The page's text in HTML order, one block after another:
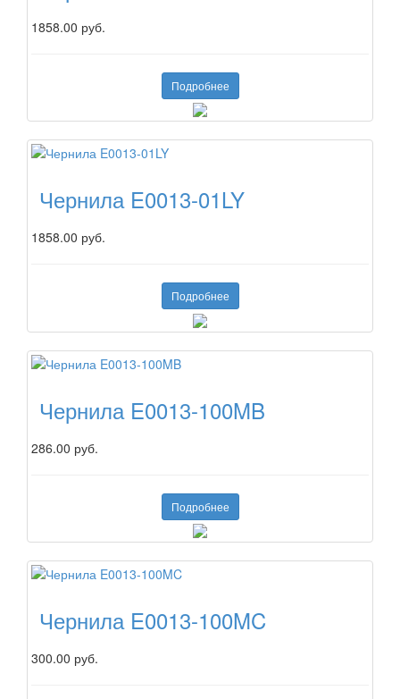
1858.00 руб.
Подробнее
Чернила E0013-01LY
1858.00 руб.
Подробнее
Чернила E0013-100MB
286.00 руб.
Подробнее
Чернила E0013-100MC
300.00 руб.